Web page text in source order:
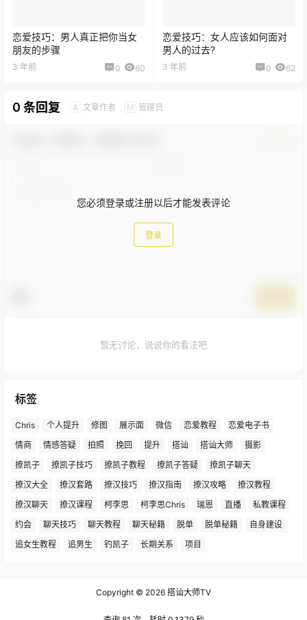
恋爱技巧：男人真正把你当女
朋友的步骤
3 年前 0 60
恋爱技巧：女人应该如何面对
男人的过去?
3 年前 0 62
0 条回复 A 文章作者 M 管理员
您必须登录或注册以后才能发表评论
登录
暂无讨论，说说你的看法吧
标签
Chris 个人提升 修图 展示面 微信 恋爱教程
恋爱电子书
情商
情感答疑 拍照 挽回 提升 搭讪 搭讪大师
摄影
撩凯子
撩凯子技巧 撩凯子教程 撩凯子答疑
撩凯子聊天
撩汉大全
撩汉套路 撩汉技巧 撩汉指南 撩汉攻略
撩汉教程
撩汉聊天
撩汉课程 柯李思 柯李思Chris 瑞恩 直播
私教课程
约会
聊天技巧 聊天教程 聊天秘籍 脱单 脱单秘籍
自身建设
追女生教程
追男生 钓凯子 长期关系 项目
Copyright © 2026 搭讪大师TV